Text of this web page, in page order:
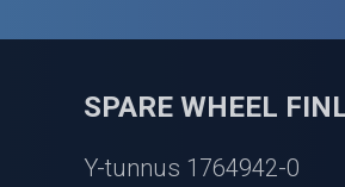
SPARE WHEEL
Y-tunnus 1764942-0